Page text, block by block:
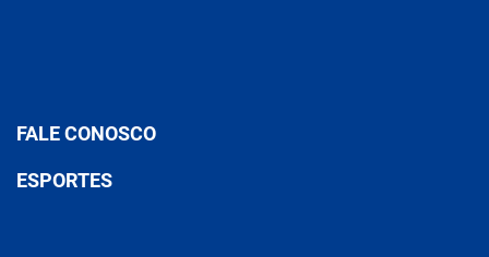
FALE CONOSCO
ESPORTES